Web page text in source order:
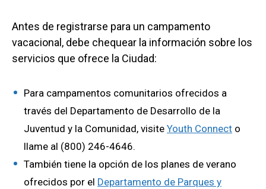
Antes de registrarse para un campamento
vacacional, debe chequear la información sobre los
servicios que ofrece la Ciudad:
Para campamentos comunitarios ofrecidos a
través del Departamento de Desarrollo de la
Juventud y la Comunidad, visite Youth Connect o
llame al (800) 246-4646.
También tiene la opción de los planes de verano
ofrecidos por el Departamento de Parques y